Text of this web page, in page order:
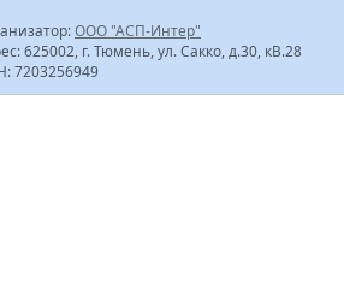
ООО "АСП-Интер"
625002, г. Тюмень, ул. Сакко, д.30, кВ.28
7203256949